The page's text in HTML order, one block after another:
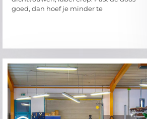
goed, dan hoef je minder te